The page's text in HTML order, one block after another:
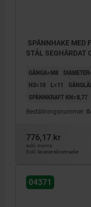
SPÄNNHAKE MED
STÅL SEGHÄRDAT
GÄNGA=M8
H3=10
L=11
SPÄNNKRAFT KN=8,77
Beställningsnummer:
776,17 kr
exkl. moms
Exkl. leveranskostnader
04371